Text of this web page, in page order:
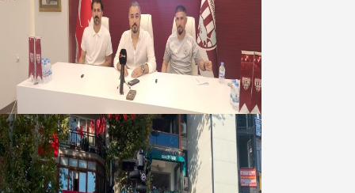
Oğuzbeyi : Transferlerde takımın
geleceğini, kulübün ekonomisini
düşündük